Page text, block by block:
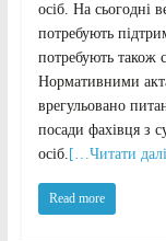
осіб. На сьогодні
потребують
потребують також
Нормативними
врегульовано
посади фахівця з
осіб. […Читати
Read more